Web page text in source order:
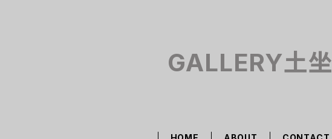
GALLERY土坐